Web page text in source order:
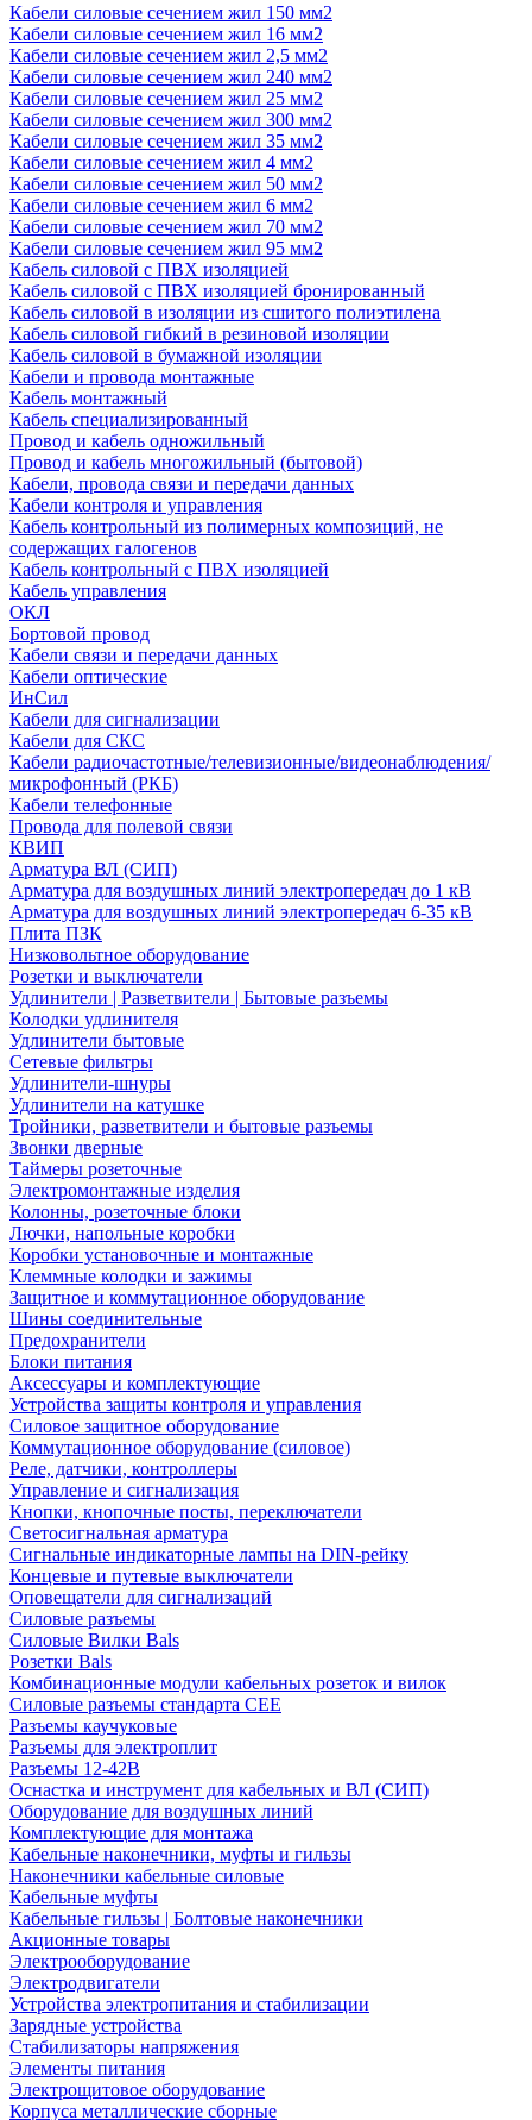
Кабели силовые сечением жил 150 мм2
Кабели силовые сечением жил 16 мм2
Кабели силовые сечением жил 2,5 мм2
Кабели силовые сечением жил 240 мм2
Кабели силовые сечением жил 25 мм2
Кабели силовые сечением жил 300 мм2
Кабели силовые сечением жил 35 мм2
Кабели силовые сечением жил 4 мм2
Кабели силовые сечением жил 50 мм2
Кабели силовые сечением жил 6 мм2
Кабели силовые сечением жил 70 мм2
Кабели силовые сечением жил 95 мм2
Кабель силовой с ПВХ изоляцией
Кабель силовой с ПВХ изоляцией бронированный
Кабель силовой в изоляции из сшитого полиэтилена
Кабель силовой гибкий в резиновой изоляции
Кабель силовой в бумажной изоляции
Кабели и провода монтажные
Кабель монтажный
Кабель специализированный
Провод и кабель одножильный
Провод и кабель многожильный (бытовой)
Кабели, провода связи и передачи данных
Кабели контроля и управления
Кабель контрольный из полимерных композиций, не
содержащих галогенов
Кабель контрольный с ПВХ изоляцией
Кабель управления
ОКЛ
Бортовой провод
Кабели связи и передачи данных
Кабели оптические
ИнСил
Кабели для сигнализации
Кабели для СКС
Кабели радиочастотные/телевизионные/видеонаблюдения/
микрофонный (РКБ)
Кабели телефонные
Провода для полевой связи
КВИП
Арматура ВЛ (СИП)
Арматура для воздушных линий электропередач до 1 кВ
Арматура для воздушных линий электропередач 6-35 кВ
Плита ПЗК
Низковольтное оборудование
Розетки и выключатели
Удлинители | Разветвители | Бытовые разъемы
Колодки удлинителя
Удлинители бытовые
Сетевые фильтры
Удлинители-шнуры
Удлинители на катушке
Тройники, разветвители и бытовые разъемы
Звонки дверные
Таймеры розеточные
Электромонтажные изделия
Колонны, розеточные блоки
Лючки, напольные коробки
Коробки установочные и монтажные
Клеммные колодки и зажимы
Защитное и коммутационное оборудование
Шины соединительные
Предохранители
Блоки питания
Аксессуары и комплектующие
Устройства защиты контроля и управления
Силовое защитное оборудование
Коммутационное оборудование (силовое)
Реле, датчики, контроллеры
Управление и сигнализация
Кнопки, кнопочные посты, переключатели
Светосигнальная арматура
Сигнальные индикаторные лампы на DIN-рейку
Концевые и путевые выключатели
Оповещатели для сигнализаций
Силовые разъемы
Силовые Вилки Bals
Розетки Bals
Комбинационные модули кабельных розеток и вилок
Силовые разъемы стандарта CEE
Разъемы каучуковые
Разъемы для электроплит
Разъемы 12-42В
Оснастка и инструмент для кабельных и ВЛ (СИП)
Оборудование для воздушных линий
Комплектующие для монтажа
Кабельные наконечники, муфты и гильзы
Наконечники кабельные силовые
Кабельные муфты
Кабельные гильзы | Болтовые наконечники
Акционные товары
Электрооборудование
Электродвигатели
Устройства электропитания и стабилизации
Зарядные устройства
Стабилизаторы напряжения
Элементы питания
Электрощитовое оборудование
Корпуса металлические сборные